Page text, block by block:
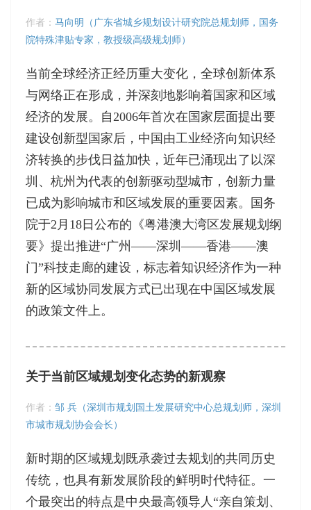
作者： 马向明（广东省城乡规划设计研究院总规划师，国务
院特殊津贴专家，教授级高级规划师）
当前全球经济正经历重大变化，全球创新体系
与网络正在形成，并深刻地影响着国家和区域
经济的发展。自2006年首次在国家层面提出要
建设创新型国家后，中国由工业经济向知识经
济转换的步伐日益加快，近年已涌现出了以深
圳、杭州为代表的创新驱动型城市，创新力量
已成为影响城市和区域发展的重要因素。国务
院于2月18日公布的《粤港澳大湾区发展规划纲
要》提出推进“广州——深圳——香港——澳
门”科技走廊的建设，标志着知识经济作为一种
新的区域协同发展方式已出现在中国区域发展
的政策文件上。
关于当前区域规划变化态势的新观察
作者： 邹 兵（深圳市规划国土发展研究中心总规划师，深圳
市城市规划协会会长）
新时期的区域规划既承袭过去规划的共同历史
传统，也具有新发展阶段的鲜明时代特征。一
个最突出的特点是中央最高领导人“亲自策划、